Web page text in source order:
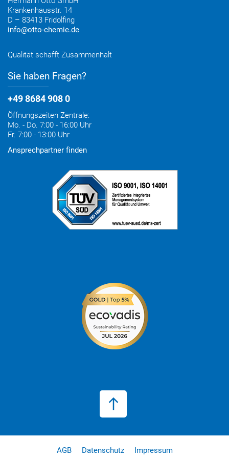
Krankenhausstr. 14
D – 83413 Fridolfing
info@otto-chemie.de
Qualität schafft Zusammenhalt
Sie haben Fragen?
+49 8684 908 0
Öffnungszeiten Zentrale:
Mo. - Do. 7:00 - 16:00 Uhr
Fr. 7:00 - 13:00 Uhr
Ansprechpartner finden
AGB Datenschutz Impressum